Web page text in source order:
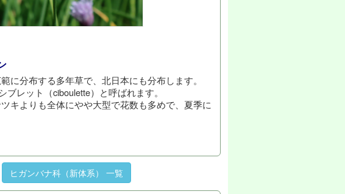
分布する多年草で、北日本にも分布します。
レット（ciboulette）と呼ばれます。
キよりも全体にやや大型で花数も多めで、夏季に
ヒガンバナ科（新体系） 一覧